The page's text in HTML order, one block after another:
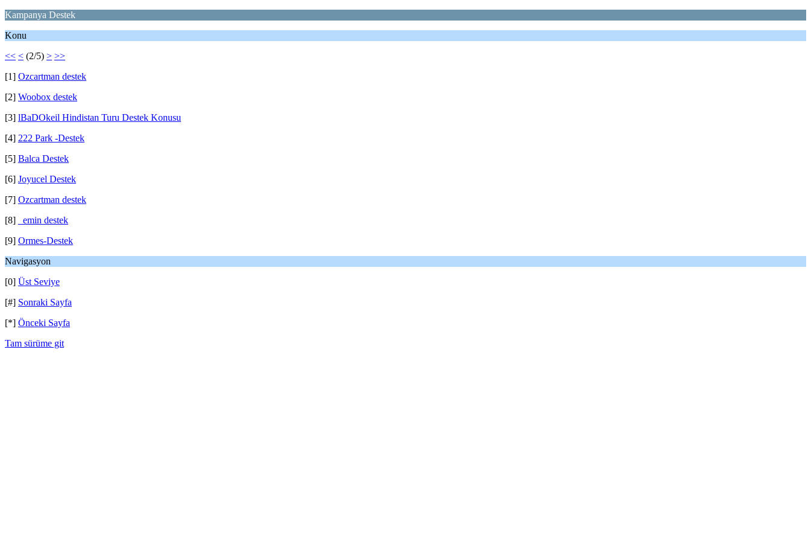
Kampanya Destek
Konu
<< < (2/5) > >>
[1] Ozcartman destek
[2] Woobox destek
[3] lBaDOkeil Hindistan Turu Destek Konusu
[4] 222 Park -Destek
[5] Balca Destek
[6] Joyucel Destek
[7] Ozcartman destek
[8]
_emin destek
[9] Ormes-Destek
Navigasyon
[0] Üst Seviye
[#] Sonraki Sayfa
[*] Önceki Sayfa
Tam sürüme git